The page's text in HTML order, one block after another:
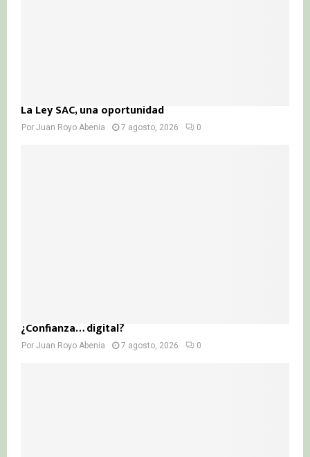
La Ley SAC, una oportunidad
Por Juan Royo Abenia 7 agosto, 2026 0
¿Confianza… digital?
Por Juan Royo Abenia 7 agosto, 2026 0